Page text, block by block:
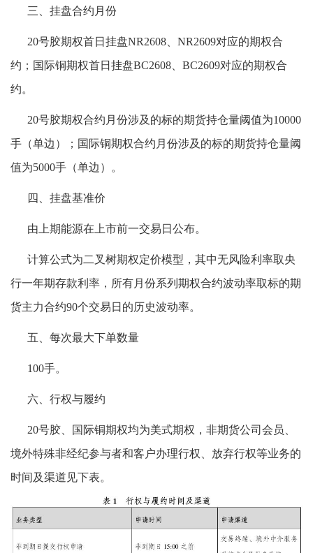
三、挂盘合约月份
20号胶期权首日挂盘NR2608、NR2609对应的期权合
约；国际铜期权首日挂盘BC2608、BC2609对应的期权合
约。
20号胶期权合约月份涉及的标的期货持仓量阈值为10000
手（单边）；国际铜期权合约月份涉及的标的期货持仓量阈
值为5000手（单边）。
四、挂盘基准价
由上期能源在上市前一交易日公布。
计算公式为二叉树期权定价模型，其中无风险利率取央
行一年期存款利率，所有月份系列期权合约波动率取标的期
货主力合约90个交易日的历史波动率。
五、每次最大下单数量
100手。
六、行权与履约
20号胶、国际铜期权均为美式期权，非期货公司会员、
境外特殊非经纪参与者和客户办理行权、放弃行权等业务的
时间及渠道见下表。